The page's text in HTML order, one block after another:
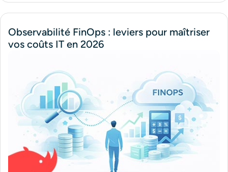
Observabilité FinOps : leviers pour maîtriser
vos coûts IT en 2026